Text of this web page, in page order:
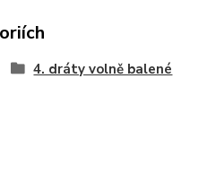
4. dráty volně balené